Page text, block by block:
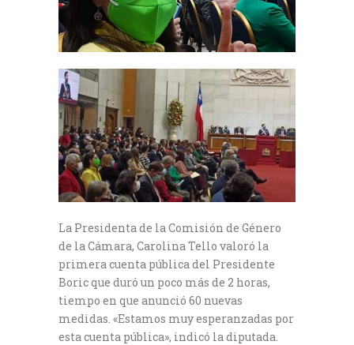
La Presidenta de la Comisión de Género
de la Cámara, Carolina Tello valoró la
primera cuenta pública del Presidente
Boric que duró un poco más de 2 horas,
tiempo en que anunció 60 nuevas
medidas. «Estamos muy esperanzadas por
esta cuenta pública», indicó la diputada.